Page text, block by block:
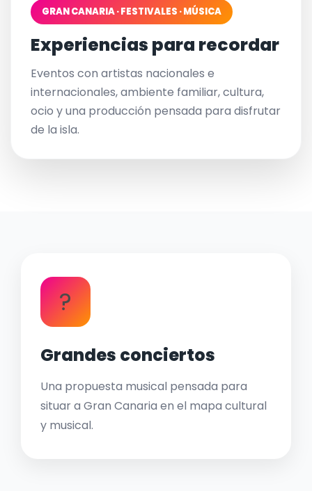
GRAN CANARIA · FESTIVALES · MÚSICA
Experiencias para recordar
Eventos con artistas nacionales e
internacionales, ambiente familiar, cultura,
ocio y una producción pensada para disfrutar
de la isla.
?
Grandes conciertos
Una propuesta musical pensada para
situar a Gran Canaria en el mapa cultural
y musical.